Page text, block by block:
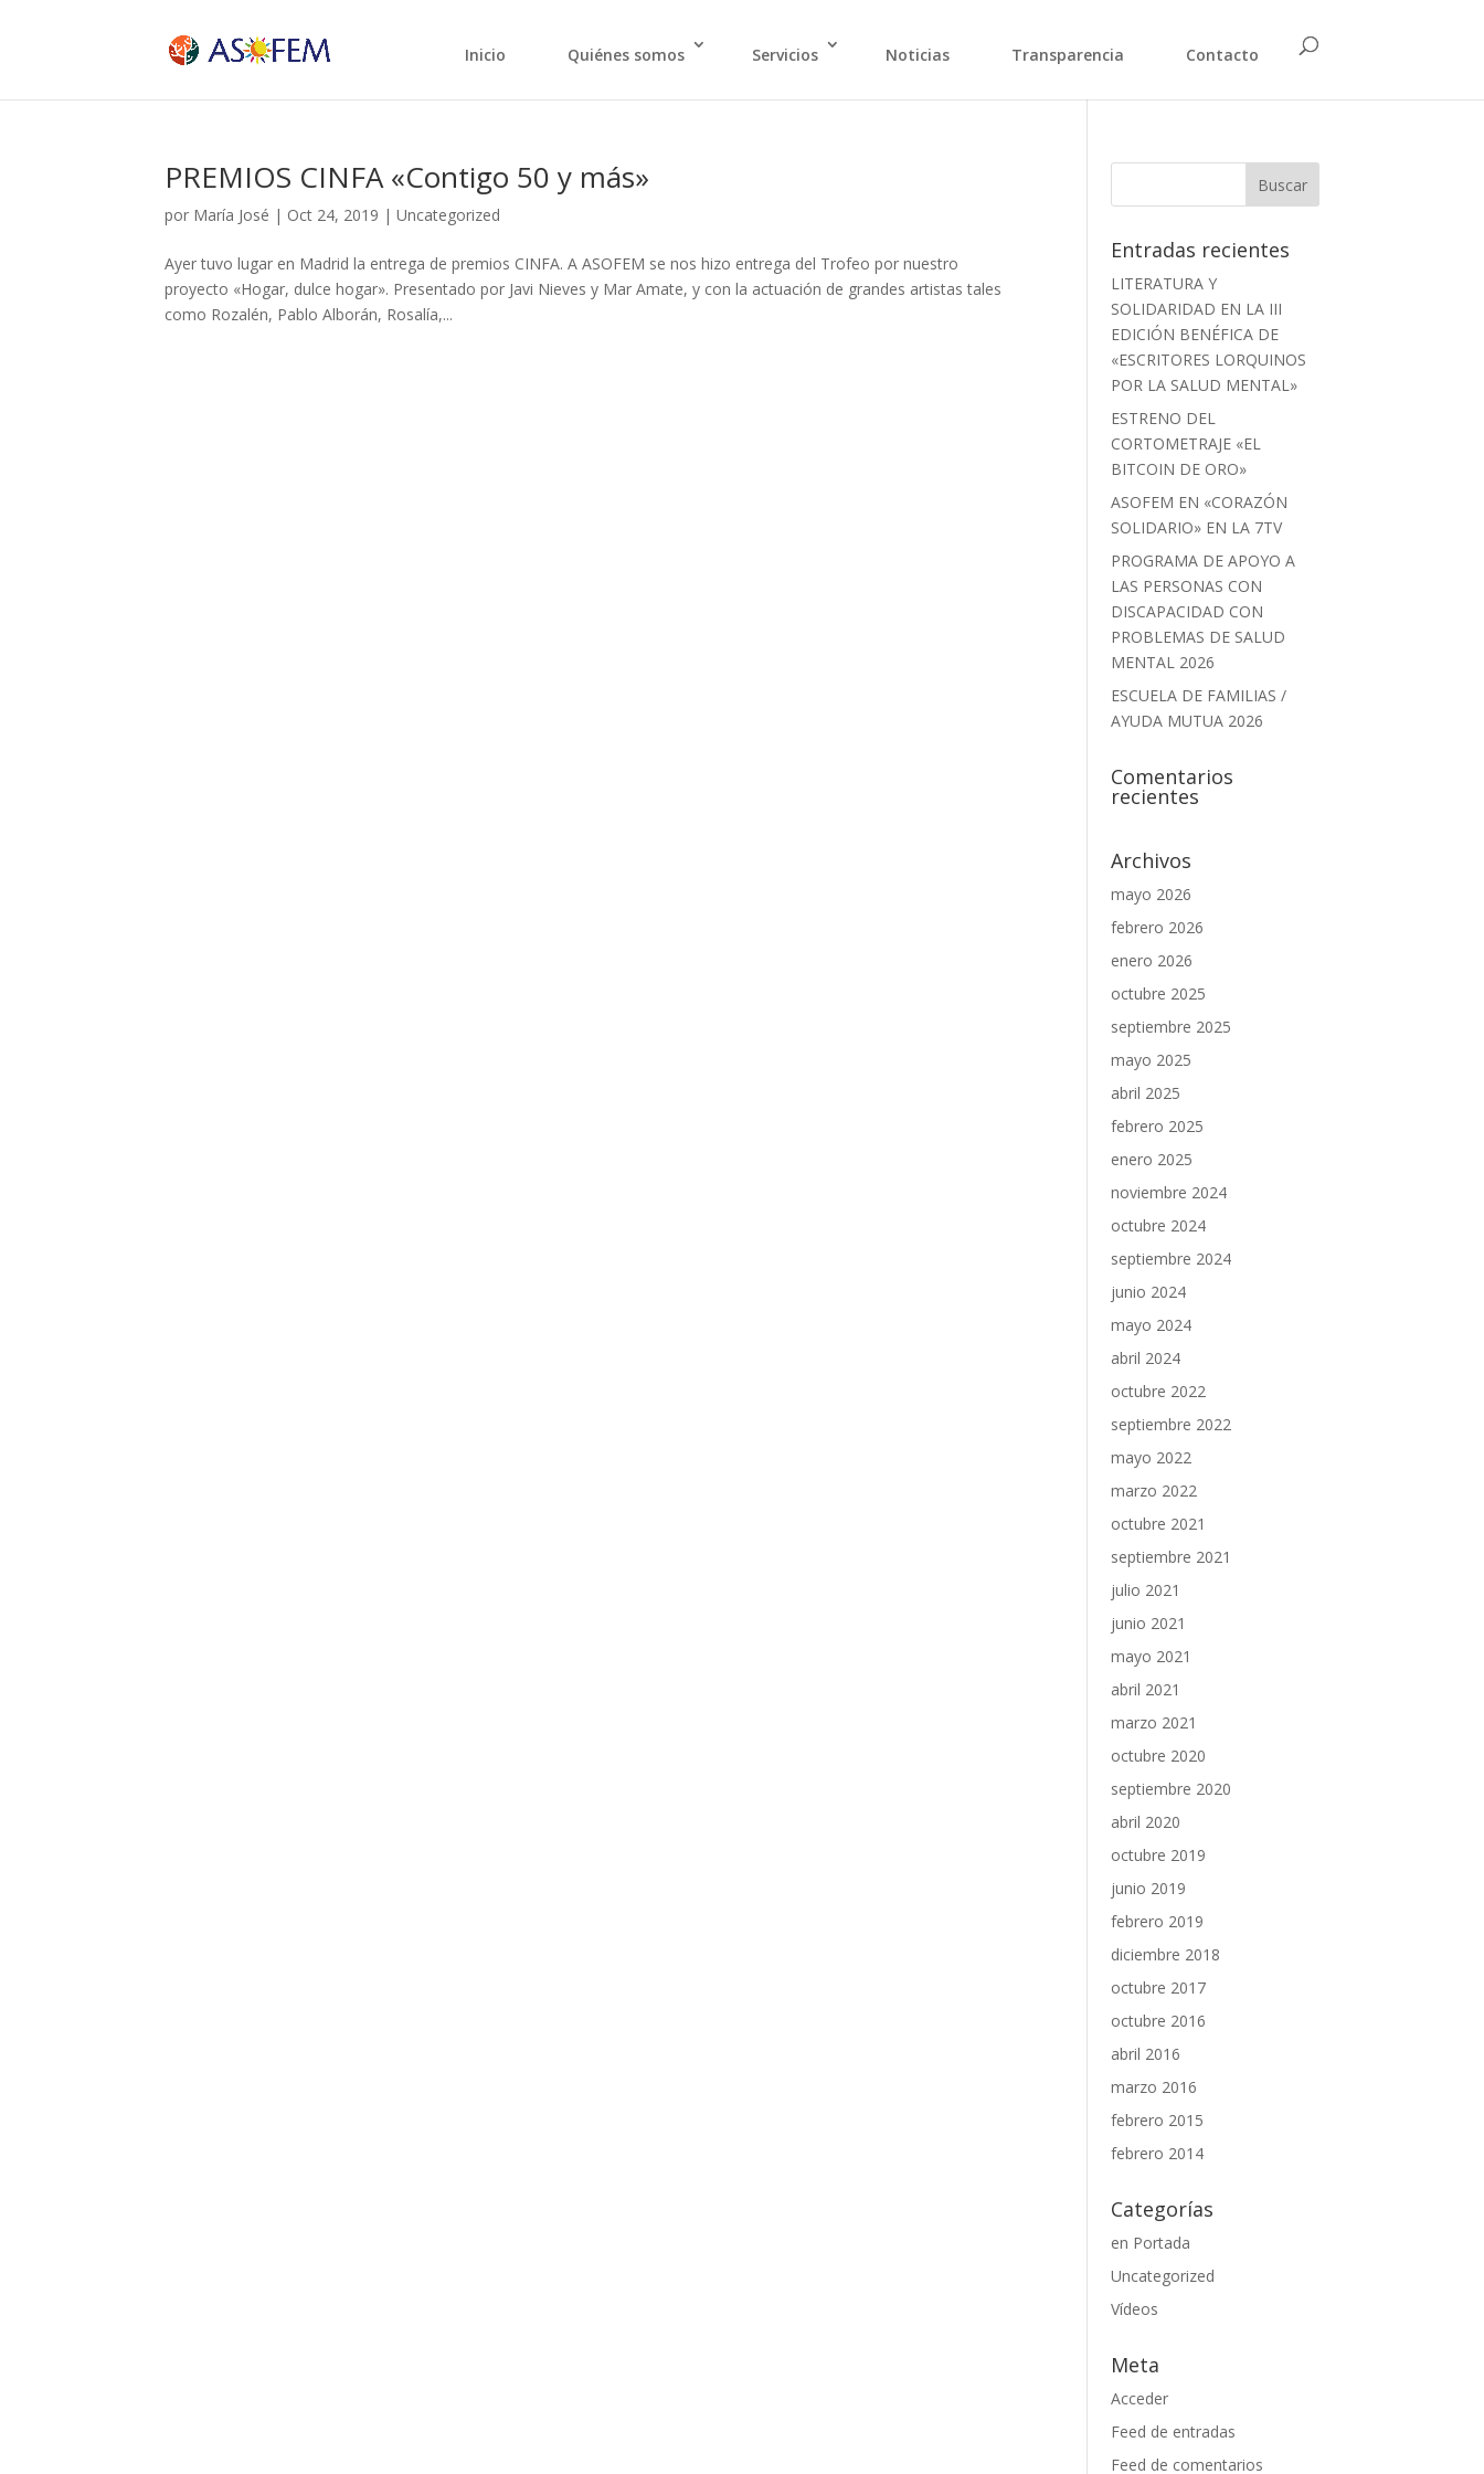
Inicio Quiénes somos Servicios Noticias Transparencia Contacto
PREMIOS CINFA «Contigo 50 y más»
por María José | Oct 24, 2019 |Uncategorized
Ayer tuvo lugar en Madrid la entrega de premios CINFA. A ASOFEM se nos hizo entrega del Trofeo por nuestro
proyecto «Hogar, dulce hogar». Presentado por Javi Nieves y Mar Amate, y con la actuación de grandes artistas tales
como Rozalén, Pablo Alborán, Rosalía,...
Entradas recientes
LITERATURA Y
SOLIDARIDAD EN LA III
EDICIÓN BENÉFICA DE
«ESCRITORES LORQUINOS
POR LA SALUD MENTAL»
ESTRENO DEL
CORTOMETRAJE «EL
BITCOIN DE ORO»
ASOFEM EN «CORAZÓN
SOLIDARIO» EN LA 7TV
PROGRAMA DE APOYO A
LAS PERSONAS CON
DISCAPACIDAD CON
PROBLEMAS DE SALUD
MENTAL 2026
ESCUELA DE FAMILIAS /
AYUDA MUTUA 2026
Comentarios
recientes
Archivos
mayo 2026
febrero 2026
enero 2026
octubre 2025
septiembre 2025
mayo 2025
abril 2025
febrero 2025
enero 2025
noviembre 2024
octubre 2024
septiembre 2024
junio 2024
mayo 2024
abril 2024
octubre 2022
septiembre 2022
mayo 2022
marzo 2022
octubre 2021
septiembre 2021
julio 2021
junio 2021
mayo 2021
abril 2021
marzo 2021
octubre 2020
septiembre 2020
abril 2020
octubre 2019
junio 2019
febrero 2019
diciembre 2018
octubre 2017
octubre 2016
abril 2016
marzo 2016
febrero 2015
febrero 2014
Categorías
en Portada
Uncategorized
Vídeos
Meta
Acceder
Feed de entradas
Feed de comentarios